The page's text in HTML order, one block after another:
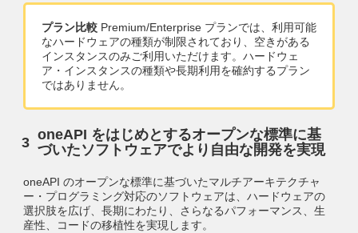
プラン比較 Premium/Enterprise プランでは、利用可能
なハードウェアの種類が制限されており、空きがある
インスタンスのみご利用いただけます。ハードウェ
ア・インスタンスの種類や長期利用を確約するプラン
ではありません。
oneAPI をはじめとするオープンな標準に基
づいたソフトウェアでより自由な開発を実現
oneAPI のオープンな標準に基づいたマルチアーキテクチャ
ー・プログラミング対応のソフトウェアは、ハードウェアの
選択肢を広げ、長期にわたり、さらなるパフォーマンス、生
産性、コードの移植性を実現します。